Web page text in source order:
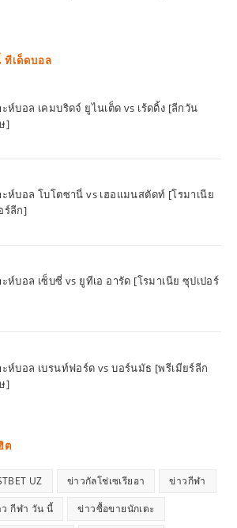
ทีเด็ดบอล
ะห์บอล เคมบริดจ์ ยูไนเต็ด vs เร้ดดิ้ง [ลีกวัน
]
ะห์บอล โบโตซานี่ vs เฮอแมนสตัดท์ [โรมาเนีย
ร์ลีก]
ะห์บอล เซ็บซี่ vs ยูทีเอ อารัด [โรมาเนีย ซุปเปอร์
ะห์บอล เบรนท์ฟอร์ด vs บอร์นมัธ [พรีเมียร์ลีก
]
ต
UZ ข่าวกัลโช่เซเรียอา ข่าวกีฬา
กีฬา วัน นี้ ข่าวซื้อขายนักเตะ